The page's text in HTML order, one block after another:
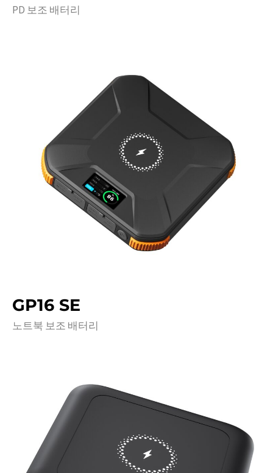
PD 보조 배터리
GP16 SE
노트북 보조 배터리